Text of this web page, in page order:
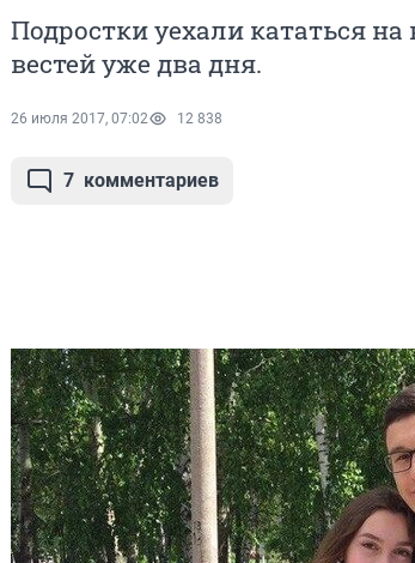
Подростки уехали кататься на
вестей уже два дня.
26 июля 2017, 07:02 12 838
7 комментариев